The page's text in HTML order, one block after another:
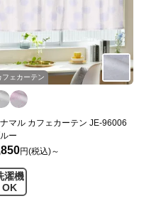
フェカーテン
マル カフェカーテン JE-96006
ー
円(税込)～
濯機
OK